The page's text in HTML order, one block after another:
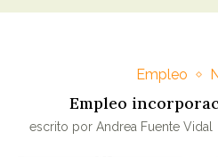
Empleo
Empleo
escrito por Andrea Fuente Vidal